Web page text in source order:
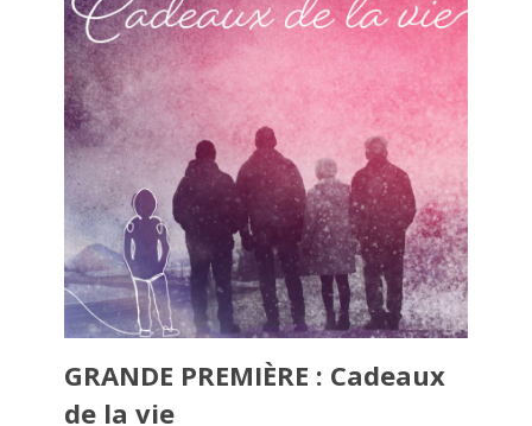
GRANDE PREMIÈRE : Cadeaux
de la vie